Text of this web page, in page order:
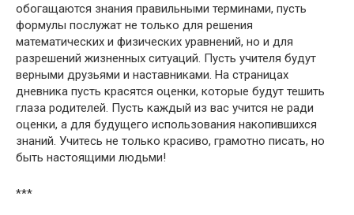
обогащаются знания правильными терминами, пусть
формулы послужат не только для решения
математических и физических уравнений, но и для
разрешений жизненных ситуаций. Пусть учителя будут
верными друзьями и наставниками. На страницах
дневника пусть красятся оценки, которые будут тешить
глаза родителей. Пусть каждый из вас учится не ради
оценки, а для будущего использования накопившихся
знаний. Учитесь не только красиво, грамотно писать, но
быть настоящими людьми!
***